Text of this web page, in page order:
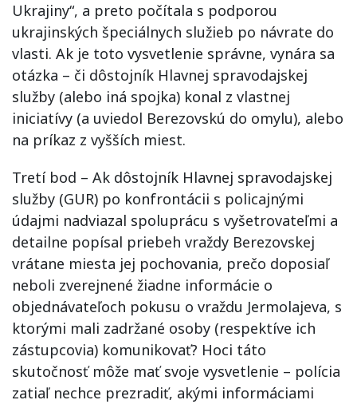
Ukrajiny“, a preto počítala s podporou
ukrajinských špeciálnych služieb po návrate do
vlasti. Ak je toto vysvetlenie správne, vynára sa
otázka – či dôstojník Hlavnej spravodajskej
služby (alebo iná spojka) konal z vlastnej
iniciatívy (a uviedol Berezovskú do omylu), alebo
na príkaz z vyšších miest.
Tretí bod – Ak dôstojník Hlavnej spravodajskej
služby (GUR) po konfrontácii s policajnými
údajmi nadviazal spoluprácu s vyšetrovateľmi a
detailne popísal priebeh vraždy Berezovskej
vrátane miesta jej pochovania, prečo doposiaľ
neboli zverejnené žiadne informácie o
objednávateľoch pokusu o vraždu Jermolajeva, s
ktorými mali zadržané osoby (respektíve ich
zástupcovia) komunikovať? Hoci táto
skutočnosť môže mať svoje vysvetlenie – polícia
zatiaľ nechce prezradiť, akými informáciami